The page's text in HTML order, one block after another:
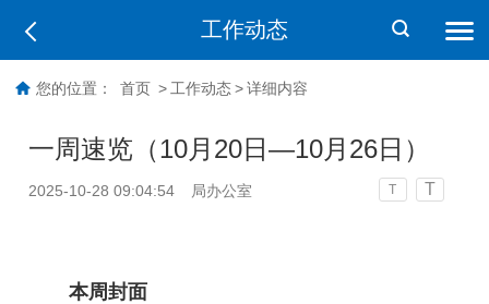
工作动态
您的位置： 首页 > 工作动态 > 详细内容
一周速览（10月20日—10月26日）
2025-10-28 09:04:54 局办公室 T T
本周封面